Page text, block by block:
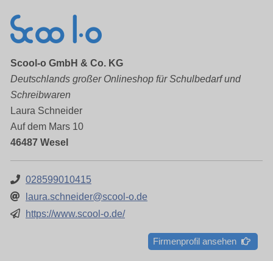
Scool-o GmbH & Co. KG
Deutschlands großer Onlineshop für Schulbedarf und
Schreibwaren
Laura Schneider
Auf dem Mars 10
46487 Wesel
028599010415
laura.schneider@scool-o.de
https://www.scool-o.de/
Firmenprofil ansehen